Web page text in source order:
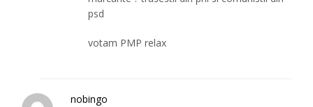
psd
votam PMP relax
nobingo